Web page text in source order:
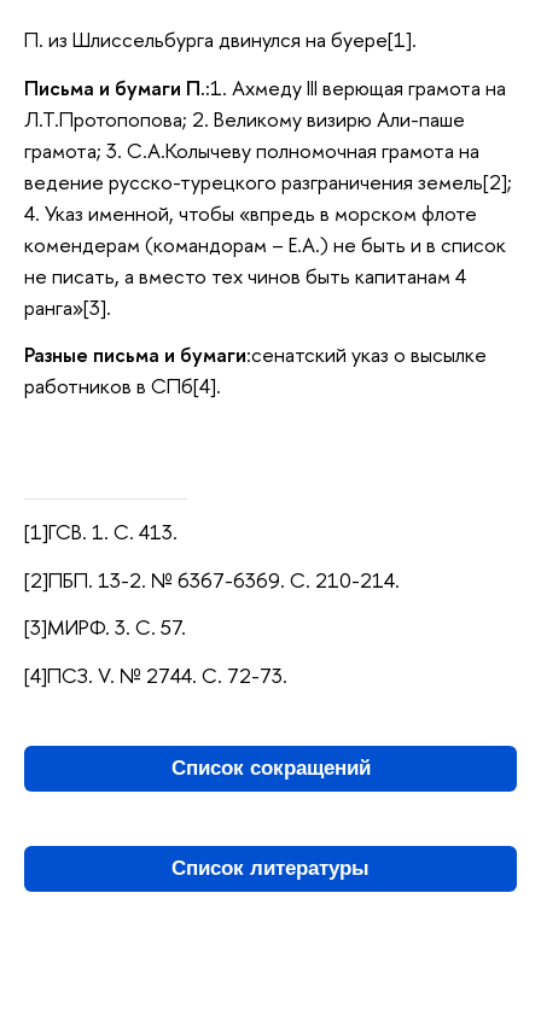
П. из Шлиссельбурга двинулся на буере[1].
Письма и бумаги П.:1. Ахмеду III верющая грамота на
Л.Т.Протопопова; 2. Великому визирю Али-паше
грамота; 3. С.А.Колычеву полномочная грамота на
ведение русско-турецкого разграничения земель[2];
4. Указ именной, чтобы «впредь в морском флоте
комендерам (командорам – Е.А.) не быть и в список
не писать, а вместо тех чинов быть капитанам 4
ранга»[3].
Разные письма и бумаги:сенатский указ о высылке
работников в СПб[4].
[1]ГСВ. 1. С. 413.
[2]ПБП. 13-2. № 6367-6369. С. 210-214.
[3]МИРФ. 3. С. 57.
[4]ПСЗ. V. № 2744. С. 72-73.
Список сокращений
Список литературы